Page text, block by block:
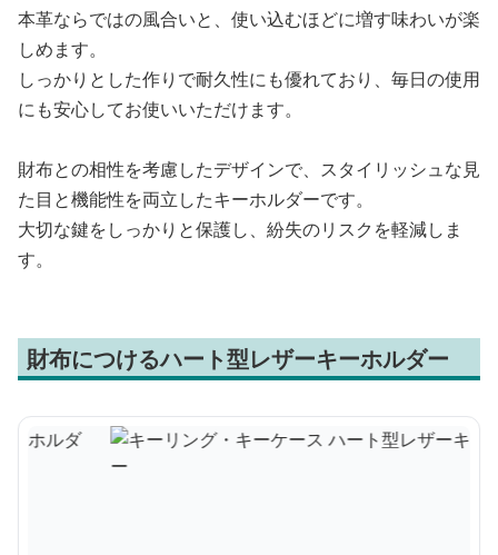
本革ならではの風合いと、使い込むほどに増す味わいが楽
しめます。
しっかりとした作りで耐久性にも優れており、毎日の使用
にも安心してお使いいただけます。
財布との相性を考慮したデザインで、スタイリッシュな見
た目と機能性を両立したキーホルダーです。
大切な鍵をしっかりと保護し、紛失のリスクを軽減しま
す。
財布につけるハート型レザーキーホルダー